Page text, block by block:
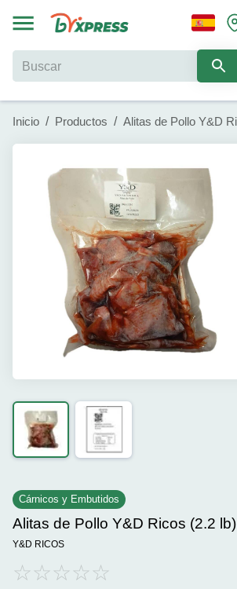
Inicio / Productos /
Cárnicos y Embutidos
Alitas de Pollo Y&D Ricos (2.2 lb)
Y&D RICOS